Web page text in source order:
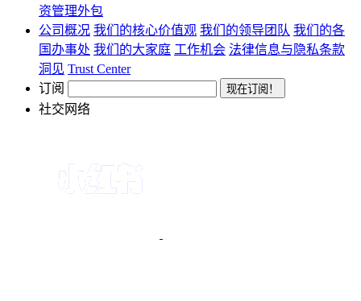
资管理外包
公司概况 我们的核心价值观 我们的领导团队 我们的各
国办事处 我们的大家庭 工作机会 法律信息与隐私条款
洞见 Trust Center
订阅
社交网络